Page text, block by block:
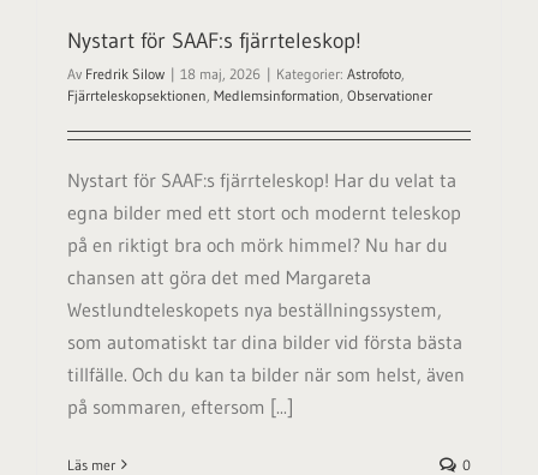
Nystart för SAAF:s fjärrteleskop!
Av Fredrik Silow | 18 maj, 2026 | Kategorier: Astrofoto
Fjärrteleskopsektionen Medlemsinformation Observationer
Nystart för SAAF:s fjärrteleskop! Har du velat ta
egna bilder med ett stort och modernt teleskop
på en riktigt bra och mörk himmel? Nu har du
chansen att göra det med Margareta
Westlundteleskopets nya beställningssystem,
som automatiskt tar dina bilder vid första bästa
tillfälle. Och du kan ta bilder när som helst, även
på sommaren, eftersom [...]
Läs mer 0